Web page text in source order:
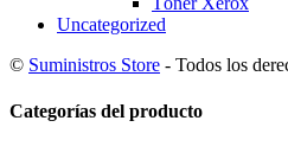
Uncategorized
© Suministros Store - Todos los
Categorías del producto